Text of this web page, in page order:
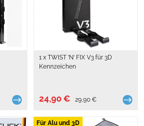
1 x TWIST ’N‘ FIX V3 für 3D
Kennzeichen
24,90 € 29,90 €
Für Alu und 3D